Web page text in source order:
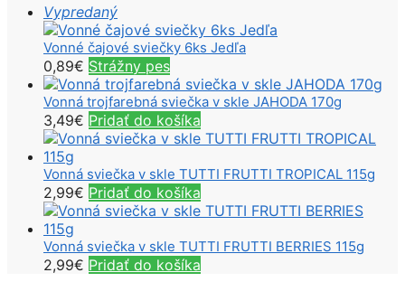
Vypredaný
Vonné čajové sviečky 6ks Jedľa
0,89€ Strážny pes
Vonná trojfarebná sviečka v skle JAHODA 170g
3,49€ Pridať do košíka
Vonná sviečka v skle TUTTI FRUTTI TROPICAL 115g
2,99€ Pridať do košíka
Vonná sviečka v skle TUTTI FRUTTI BERRIES 115g
2,99€ Pridať do košíka